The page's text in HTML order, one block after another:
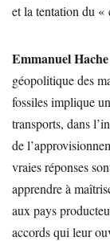
et la tentation du
Emmanuel Hache
géopolitique des
fossiles implique
transports, dans
de
vraies réponses
apprendre à
aux pays
accords qui leur